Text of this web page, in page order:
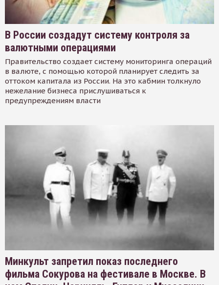
В России создадут систему контроля за
валютными операциями
Правительство создает систему мониторинга операций
в валюте, с помощью которой планирует следить за
оттоком капитала из России. На это кабмин толкнуло
нежелание бизнеса прислушиваться к
предупреждениям власти
Минкульт запретил показ последнего
фильма Сокурова на фестивале в Москве. В